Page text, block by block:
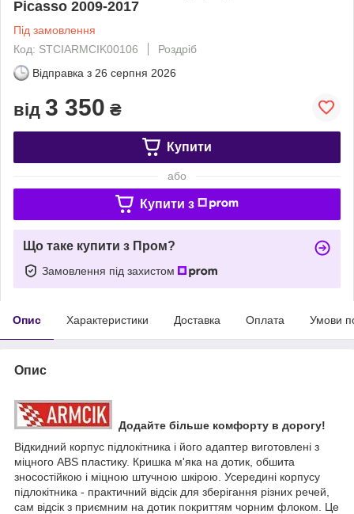
Picasso 2009-2017
Під замовлення
Код: STCIARMCIK00106
Роздріб
Відправка з 26 серпня 2026
від 3 350 ₴
Купити
або
Купити з
Що таке купити з Пром?
Замовлення під захистом
Опис Характеристики Доставка Оплата Умови
Опис
Додайте більше комфорту в дорогу!
Відкидний корпус підлокітника і його адаптер виготовлені з
міцного ABS пластику. Кришка м'яка на дотик, обшита
зносостійкою і міцною штучною шкірою. Усередині корпусу
підлокітника - практичний відсік для зберігання різних речей,
сам відсік з приємним на дотик покриттям чорним флоком. Це